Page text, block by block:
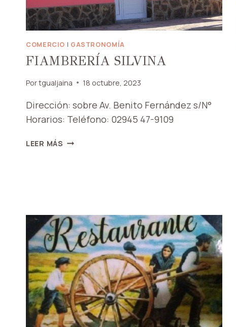
COMERCIO | GASTRONOMÍA
FIAMBRERÍA SILVINA
Portgualjaina 18 octubre, 2023
Dirección: sobre Av. Benito Fernández s/N°
Horarios: Teléfono: 02945 47-9109
LEER MÁS FIAMBRERÍA